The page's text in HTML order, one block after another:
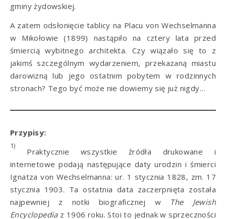
gminy żydowskiej.
A zatem odsłonięcie tablicy na Placu von Wechselmanna
w Mikołowie (1899) nastąpiło na cztery lata przed
śmiercią wybitnego architekta. Czy wiązało się to z
jakimś szczególnym wydarzeniem, przekazaną miastu
darowizną lub jego ostatnim pobytem w rodzinnych
stronach? Tego być może nie dowiemy się już nigdy…
Przypisy:
1)
Praktycznie wszystkie źródła drukowane i
internetowe podają następujące daty urodzin i śmierci
Ignatza von Wechselmanna: ur. 1 stycznia 1828, zm. 17
stycznia 1903. Ta ostatnia data zaczerpnięta została
najpewniej z notki biograficznej w The Jewish
Encyclopediaz 1906 roku. Stoi to jednak w sprzeczności